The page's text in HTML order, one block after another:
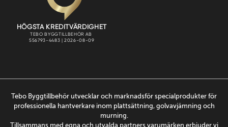
Tebo Byggtillbehör utvecklar och marknadsför specialprodukter för
professionella hantverkare inom plattsättning, golvavjämning och
murning.
Tillsammans med egna och utvalda partners varumärken erbjuder vi